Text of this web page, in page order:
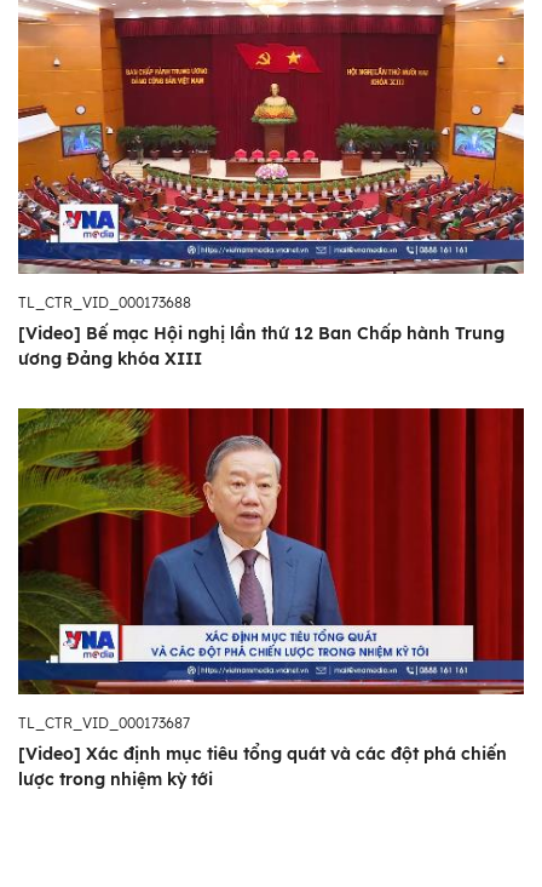
TL_CTR_VID_000173688
[Video] Bế mạc Hội nghị lần thứ 12 Ban Chấp hành Trung
ương Đảng khóa XIII
TL_CTR_VID_000173687
[Video] Xác định mục tiêu tổng quát và các đột phá chiến
lược trong nhiệm kỳ tới